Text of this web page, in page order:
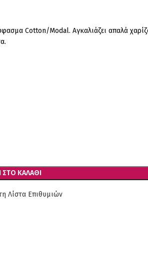
Cotton/Modal. Αγκαλιάζει απαλά
ΚΑΛΆΘΙ
Λίστα Επιθυμιών